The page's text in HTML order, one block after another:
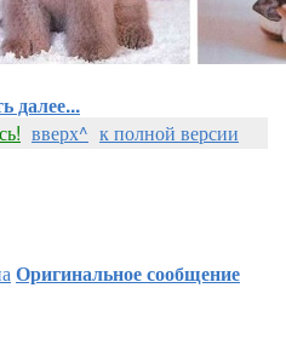
далее...
вверх^ к полной версии
Оригинальное сообщение